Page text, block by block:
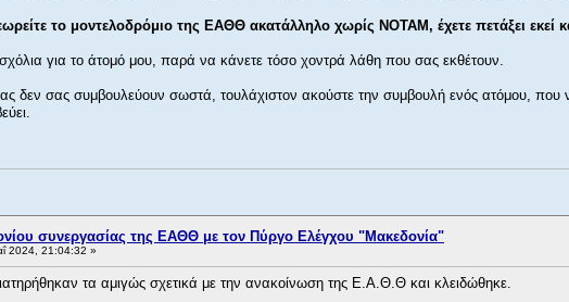
το μοντελοδρόμιο της ΕΑΘΘ ακατάλληλο χωρίς NOTAM, έχετε πετάξει εκεί
για το άτομό μου, παρά να κάνετε τόσο χοντρά λάθη που σας εκθέτουν.
δεν σας συμβουλεύουν σωστά, τουλάχιστον ακούστε την συμβουλή ενός ατόμου, που
συνεργασίας της ΕΑΘΘ με τον Πύργο Ελέγχου "Μακεδονία"
2024, 21:04:32 »
τα αμιγώς σχετικά με την ανακοίνωση της Ε.Α.Θ.Θ και κλειδώθηκε.